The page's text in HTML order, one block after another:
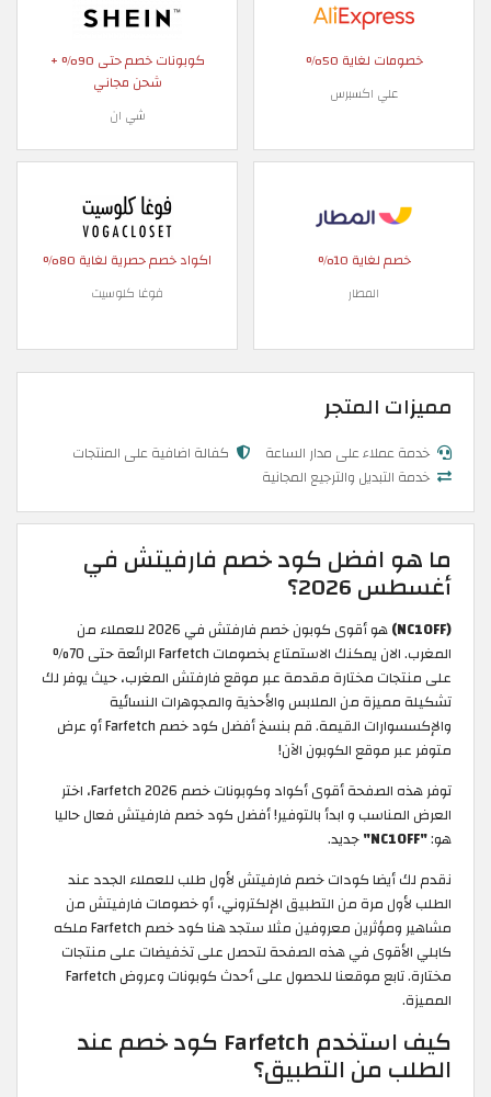
خصومات لغاية 50%
علي اكسبرس
كوبونات خصم حتى 90% +
شحن مجاني
شي ان
خصم لغاية 10%
المطار
اكواد خصم حصرية لغاية 80%
فوغا كلوسيت
مميزات المتجر
خدمة عملاء على مدار الساعة
كفالة اضافية على المنتجات
خدمة التبديل والترجيع المجانية
ما هو افضل كود خصم فارفيتش في
أغسطس 2026؟
(NC10FF)
هو أقوى كوبون خصم فارفتش في 2026 للعملاء من
المغرب. الان يمكنك الاستمتاع بخصومات Farfetch الرائعة حتى 70%
على منتجات مختارة مقدمة عبر موقع فارفتش المغرب، حيث يوفر لك
تشكيلة مميزة من الملابس والأحذية والمجوهرات النسائية
والإكسسوارات القيمة. قم بنسخ أفضل كود خصم Farfetch أو عرض
متوفر عبر موقع الكوبون الآن!
توفر هذه الصفحة أقوى أكواد وكوبونات خصم Farfetch 2026، اختر
العرض المناسب و ابدأ بالتوفير! أفضل كود خصم فارفيتش فعال حاليا
هو:"NC10FF"
جديد.
نقدم لك أيضا كودات خصم فارفيتش لأول طلب للعملاء الجدد عند
الطلب لأول مرة من التطبيق الإلكتروني، أو خصومات فارفيتش من
مشاهير ومؤثرين معروفين مثلا ستجد هنا كود خصم Farfetch ملكه
كابلي الأقوى في هذه الصفحة لتحصل على تخفيضات على منتجات
مختارة. تابع موقعنا للحصول على أحدث كوبونات وعروض Farfetch
المميزة.
كيف استخدم Farfetch كود خصم عند
الطلب من التطبيق؟